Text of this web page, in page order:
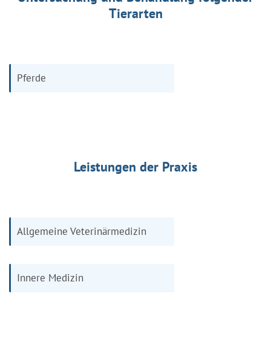
Tierarten
Pferde
Leistungen der Praxis
Allgemeine Veterinärmedizin
Innere Medizin